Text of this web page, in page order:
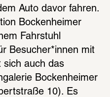
Auto davor fahren.
Bockenheimer
Fahrstuhl
Besucher*innen mit
sich auch das
Bockenheimer
10). Es